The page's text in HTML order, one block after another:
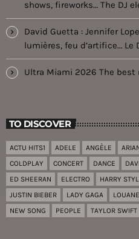
shows, fireworks… The DJ
David Guetta : Jennifer
lumières, feu d’artifice… Le
Ultra Miami 2026 The best
TO DISCOVER
ACTU HITS1 ADELE ANGÈLE
COLDPLAY
CONCERT DANCE
ED SHEERAN
ELECTRO HARRY
JUSTIN BIEBER
LADY GAGA LOUANE
NEW SONG
PEOPLE TAYLOR SWIFT